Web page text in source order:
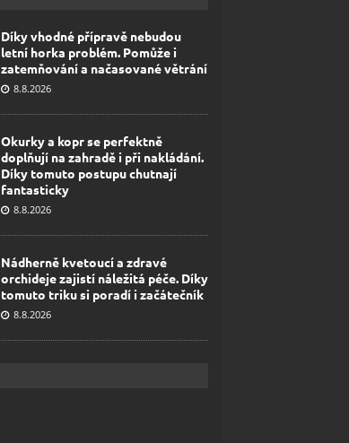
Díky vhodné přípravě nebudou
letní horka problém. Pomůže i
zatemňování a načasované větrání
8.8.2026
Okurky a kopr se perfektně
doplňují na zahradě i při nakládání.
Díky tomuto postupu chutnají
fantasticky
8.8.2026
Nádherně kvetoucí a zdravé
orchideje zajistí náležitá péče. Díky
tomuto triku si poradí i začátečník
8.8.2026